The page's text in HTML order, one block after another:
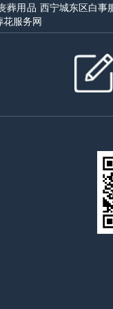
葬用品 西宁城东区白事
花服务网